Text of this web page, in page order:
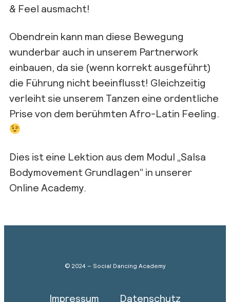
& Feel ausmacht!
Obendrein kann man diese Bewegung
wunderbar auch in unserem Partnerwork
einbauen, da sie (wenn korrekt ausgeführt)
die Führung nicht beeinflusst! Gleichzeitig
verleiht sie unserem Tanzen eine ordentliche
Prise von dem berühmten Afro-Latin Feeling.
Dies ist eine Lektion aus dem Modul „Salsa
Bodymovement Grundlagen“ in unserer
Online Academy.
© 2024 – Social Dancing Academy
Impressum Datenschutz